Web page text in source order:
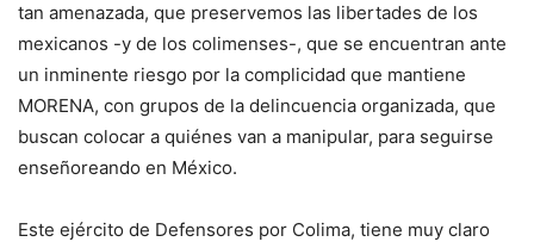
tan amenazada, que preservemos las libertades de los
mexicanos -y de los colimenses-, que se encuentran ante
un inminente riesgo por la complicidad que mantiene
MORENA, con grupos de la delincuencia organizada, que
buscan colocar a quiénes van a manipular, para seguirse
enseñoreando en México.
Este ejército de Defensores por Colima, tiene muy claro